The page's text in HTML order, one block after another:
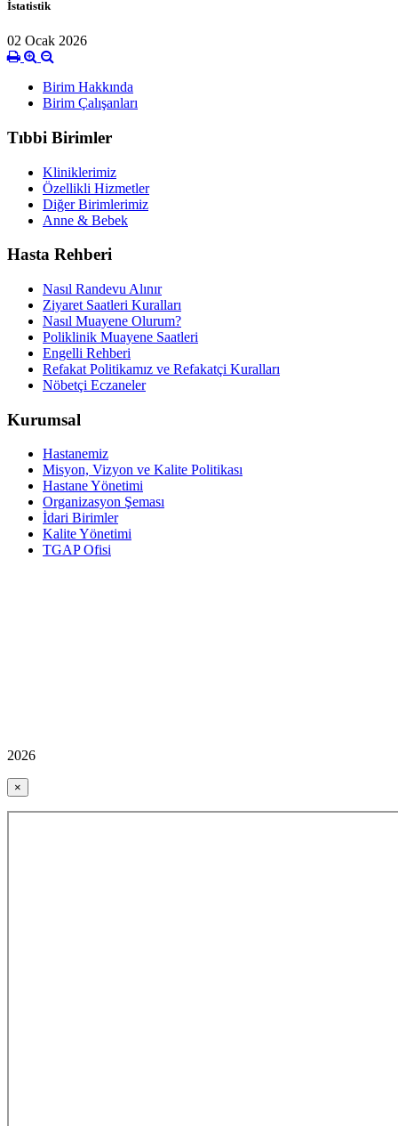
İstatistik
02 Ocak 2026
Birim Hakkında
Birim Çalışanları
Tıbbi Birimler
Kliniklerimiz
Özellikli Hizmetler
Diğer Birimlerimiz
Anne & Bebek
Hasta Rehberi
Nasıl Randevu Alınır
Ziyaret Saatleri Kuralları
Nasıl Muayene Olurum?
Poliklinik Muayene Saatleri
Engelli Rehberi
Refakat Politikamız ve Refakatçi Kuralları
Nöbetçi Eczaneler
Kurumsal
Hastanemiz
Misyon, Vizyon ve Kalite Politikası
Hastane Yönetimi
Organizasyon Şeması
İdari Birimler
Kalite Yönetimi
TGAP Ofisi
2026
×